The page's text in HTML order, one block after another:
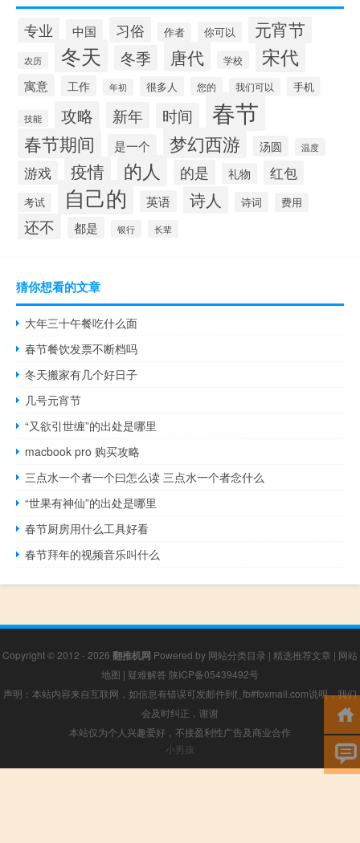
专业 中国 习俗 作者 你可以 元宵节
农历 冬天 冬季 唐代 学校 宋代
寓意 工作 年初 很多人 您的 我们可以 手机
技能 攻略 新年 时间 春节
春节期间 是一个 梦幻西游 汤圆 温度
游戏 疫情 的人 的是 礼物 红包
考试 自己的 英语 诗人 诗词 费用
还不 都是 银行 长辈
猜你想看的文章
大年三十午餐吃什么面
春节餐饮发票不断档吗
冬天搬家有几个好日子
几号元宵节
“又欲引世缠”的出处是哪里
macbook pro 购买攻略
三点水一个者一个曰怎么读 三点水一个者念什么
“世果有神仙”的出处是哪里
春节厨房用什么工具好看
春节拜年的视频音乐叫什么
Copyright © 2012 - 2026 翻推机网 Powered by 网站分类目录 | 精选推荐文章 | 网站
地图 | 疑难解答 陕ICP备05439492号
声明：本站内容来自互联网，如信息有错误可发邮件到f_fb#foxmail.com说明，我们
会及时纠正，谢谢
本站仅为个人兴趣爱好，不接盈利性广告及商业合作
小男孩